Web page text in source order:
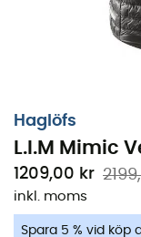
Haglöfs
L.I.M Mimic
1209,00 kr
inkl. moms
Spara 5 % vid köp
termometern
att utforska
samtidigt som
fuktiga
makter utan
säkerställer en
dina äventyr, från